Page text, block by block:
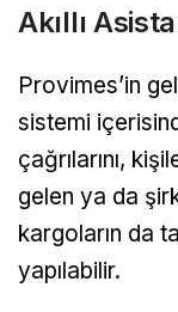
Akıllı
Provimes’in
sistemi
çağrılarını,
gelen ya da
kargoların da
yapılabilir.